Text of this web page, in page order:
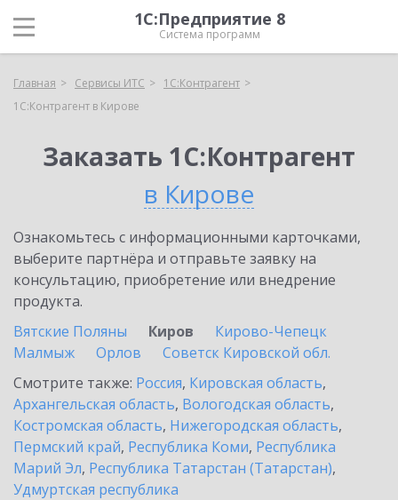
1С:Предприятие 8
Система программ
Главная Сервисы ИТС
1С:Контрагент
1С:Контрагент в Кирове
Заказать 1С:Контрагент
в Кирове
Ознакомьтесь с информационными карточками,
выберите партнёра и отправьте заявку на
консультацию, приобретение или внедрение
продукта.
Вятские Поляны
Киров
Кирово-Чепецк
Малмыж
Орлов
Советск Кировской обл.
Смотрите также: Россия, Кировская область,
Архангельская область, Вологодская область,
Костромская область, Нижегородская область,
Пермский край, Республика Коми, Республика
Марий Эл, Республика Татарстан (Татарстан),
Удмуртская республика